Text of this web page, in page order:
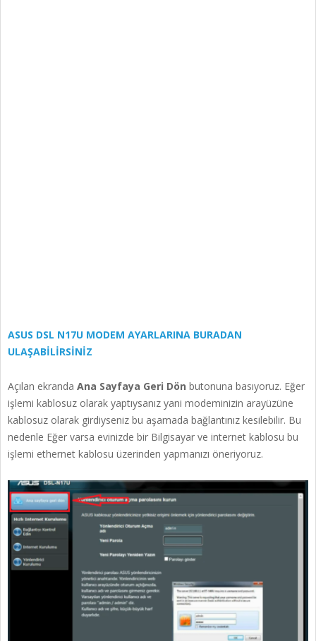
ASUS DSL N17U MODEM AYARLARINA BURADAN
ULAŞABİLİRSİNİZ
Açılan ekranda Ana Sayfaya Geri Dön butonuna basıyoruz. Eğer
işlemi kablosuz olarak yaptıysanız yani modeminizin arayüzüne
kablosuz olarak girdiyseniz bu aşamada bağlantınız kesilebilir. Bu
nedenle Eğer varsa evinizde bir Bilgisayar ve internet kablosu bu
işlemi ethernet kablosu üzerinden yapmanızı öneriyoruz.